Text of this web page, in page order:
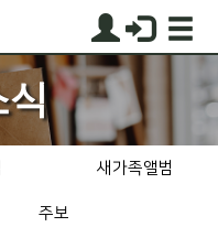
식
새가족앨범
주보